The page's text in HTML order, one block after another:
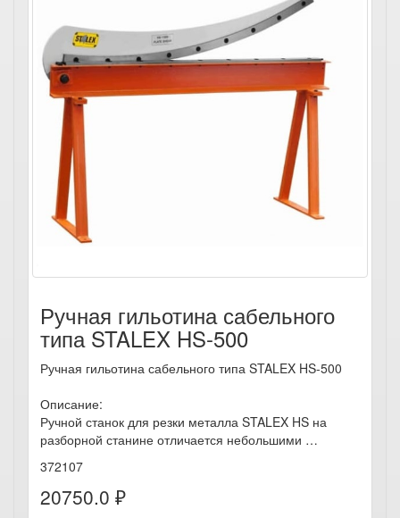
Ручная гильотина сабельного
типа STALEX HS-500
Ручная гильотина сабельного типа STALEX HS-500
Описание:
Ручной станок для резки металла STALEX HS на
разборной станине отличается небольшими …
372107
20750.0 ₽